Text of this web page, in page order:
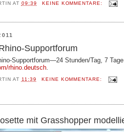
AT 09:39 KEINE KOMMENTARE:
Supportforum
Supportforum—24 Stunden/Tag, 7 Tage
rhino.deutsch
AT 11:39
KEINE KOMMENTARE:
mit Grasshopper